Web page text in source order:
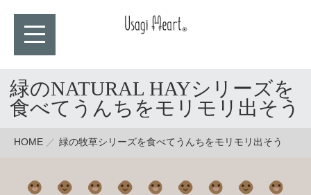
緑のNATURAL HAYシリーズを
食べてうんちをモリモリ出そう
HOME 緑の牧草シリーズを食べてうんちをモリモリ出そう